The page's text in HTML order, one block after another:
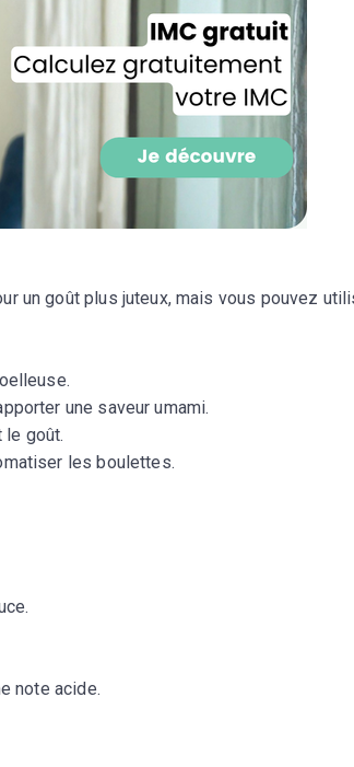
un goût plus juteux, mais vous pouvez
une saveur umami.
le goût.
les boulettes.
note acide.
Je consens à ce que la société
Prisma Players analyse le taux
des courriels pour mesurer et
performances des campagnes.
pourrons savoir si vous ouvrez les
l'heure à laquelle vous le faites ainsi
des informations sur le terminal que
Je reçois mon cadeau !
désabonnement intégré dans la newsletter. Pour en
exercer vos droits, prenez connaissance de notre